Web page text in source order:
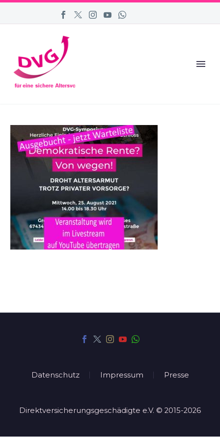
Datenschutz Impressum Presse
Direktversicherungsgeschädigte e.V. © 2015-2026